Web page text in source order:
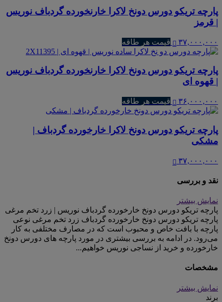
پارچه تریکو دورس دونخ لاکرا خارنخورده گردباف نوریس
| قرمز
۳۷,۰۰۰,۰۰۰ قیمت هر طاقه
پارچه تریکو دورس دونخ لاکرا خارنخورده گردباف نوریس
| قهوه ای
۳۶,۰۰۰,۰۰۰ قیمت هر طاقه
پارچه تریکو دورس دونخ لاکرا خارخورده گردباف |
مشکی
۳۷,۰۰۰,۰۰۰
نقد و بررسی
نمایش بیشتر
پارچه تریکو دورس دونخ خارخورده گردباف نوریس | زرد تخم مرغی
پارچه تریکو دورس دونخ خارخورده گردباف زرد تخم مرغی نوعی
پارچه با بافت خاص و محبوب است که در مصارف مختلفی به کار
می‌رود. در ادامه به بررسی بیشتری در مورد پارچه های دورس دونخ
خارخورده و خرید از نساجی نوریس خواهیم...
مشخصات
نمایش بیشتر
برند